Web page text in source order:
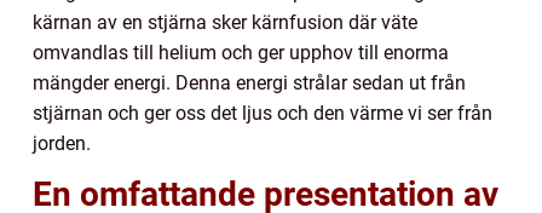
kärnan av en stjärna sker kärnfusion där väte
omvandlas till helium och ger upphov till enorma
mängder energi. Denna energi strålar sedan ut från
stjärnan och ger oss det ljus och den värme vi ser från
jorden.
En omfattande presentation av